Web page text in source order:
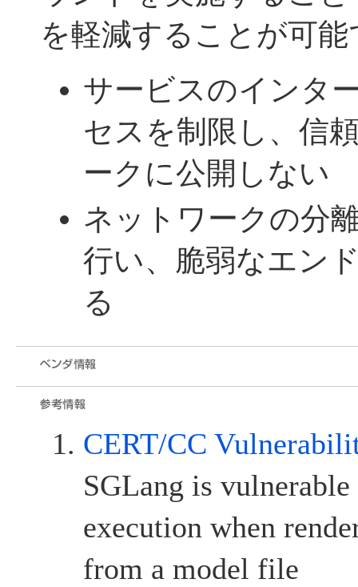
を軽減することが可能
サービスのインタ
セスを制限し、信
ークに公開しない
ネットワークの分
行い、脆弱なエン
る
CERT/CC
SGLang is
execution when
from a model file